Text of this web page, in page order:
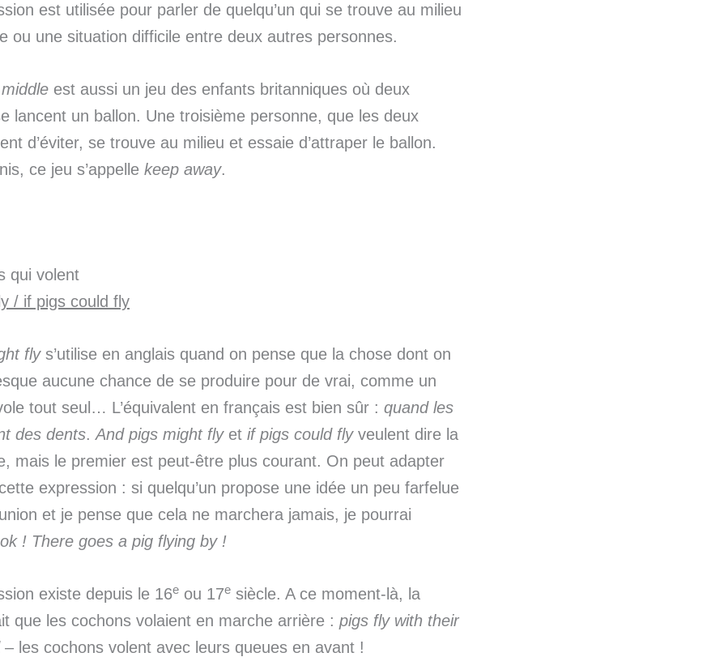
est utilisée pour parler de quelqu’un qui se trouve au milieu
ou une situation difficile entre deux autres personnes.
est aussi un jeu des enfants britanniques où deux
lancent un ballon. Une troisième personne, que les deux
d’éviter, se trouve au milieu et essaie d’attraper le ballon.
ce jeu s’appelle keep away.
qui volent
/ if pigs could fly
flys’utilise en anglais quand on pense que la chose dont on
aucune chance de se produire pour de vrai, comme un
tout seul… L’équivalent en français est bien sûr : quand les
des dents. And pigs might flyet if pigs could flyveulent dire la
mais le premier est peut-être plus courant. On peut adapter
expression : si quelqu’un propose une idée un peu farfelue
et je pense que cela ne marchera jamais, je pourrai
! There goes a pig flying by !
existe depuis le 16e ou 17e siècle. A ce moment-là, la
que les cochons volaient en marche arrière : pigs fly with their
– les cochons volent avec leurs queues en avant !